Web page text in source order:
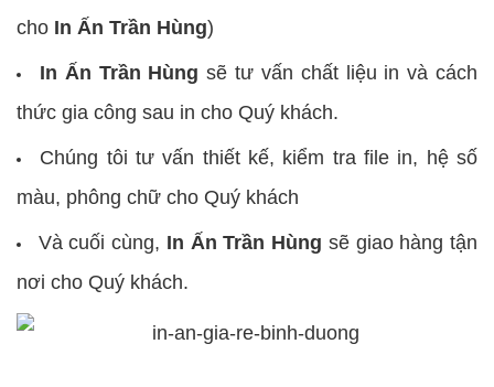
cho In Ấn Trần Hùng)
In Ấn Trần Hùng sẽ tư vấn chất liệu in và cách
thức gia công sau in cho Quý khách.
Chúng tôi tư vấn thiết kế, kiểm tra file in, hệ số
màu, phông chữ cho Quý khách
Và cuối cùng, In Ấn Trần Hùng sẽ giao hàng tận
nơi cho Quý khách.